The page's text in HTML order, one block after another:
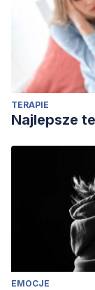
TERAPIE
Najlepsze
EMOCJE